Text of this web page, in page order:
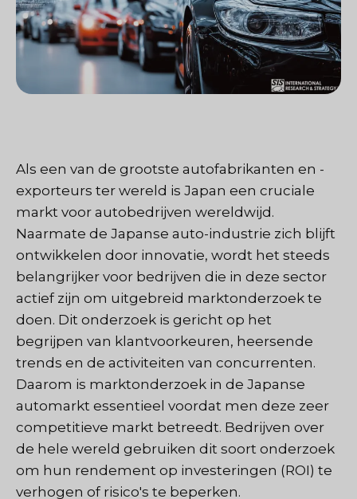
Als een van de grootste autofabrikanten en -
exporteurs ter wereld is Japan een cruciale
markt voor autobedrijven wereldwijd.
Naarmate de Japanse auto-industrie zich blijft
ontwikkelen door innovatie, wordt het steeds
belangrijker voor bedrijven die in deze sector
actief zijn om uitgebreid marktonderzoek te
doen. Dit onderzoek is gericht op het
begrijpen van klantvoorkeuren, heersende
trends en de activiteiten van concurrenten.
Daarom is marktonderzoek in de Japanse
automarkt essentieel voordat men deze zeer
competitieve markt betreedt. Bedrijven over
de hele wereld gebruiken dit soort onderzoek
om hun rendement op investeringen (ROI) te
verhogen of risico's te beperken.